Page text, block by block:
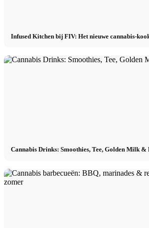
Infused Kitchen bij FIV: Het nieuwe cannabis-
Cannabis Drinks: Smoothies, Tee, Golden Milk &